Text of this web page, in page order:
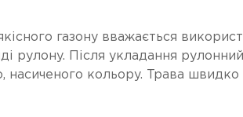
газону вважається
рулону. Після укладання рулонний
насиченого кольору. Трава швидко